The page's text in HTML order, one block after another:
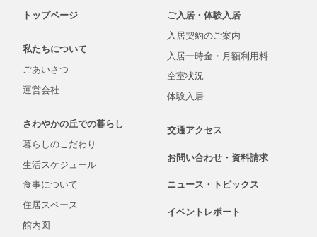
トップページ
私たちについて
ごあいさつ
運営会社
さわやかの丘での暮らし
暮らしのこだわり
生活スケジュール
食事について
住居スペース
館内図
ご入居・体験入居
入居契約のご案内
入居一時金・ 月額利用料
空室状況
体験入居
交通アクセス
お問い合わせ・ 資料請求
ニュース・ トピックス
イベントレポート